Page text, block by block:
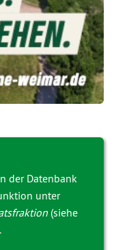
der Datenbank
unter
(siehe